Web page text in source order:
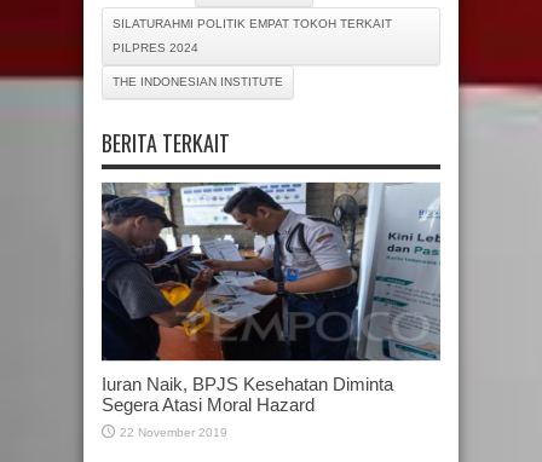
SILATURAHMI POLITIK EMPAT TOKOH TERKAIT
PILPRES 2024
THE INDONESIAN INSTITUTE
BERITA TERKAIT
Iuran Naik, BPJS Kesehatan Diminta
Segera Atasi Moral Hazard
22 November 2019